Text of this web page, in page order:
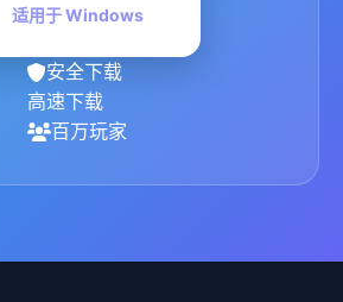
适用于 Windows
安全下载
高速下载
百万玩家